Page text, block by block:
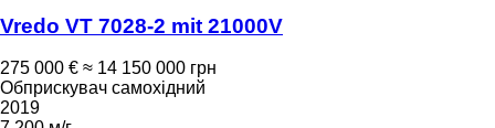
Vredo VT 7028-2 mit 21000V
275 000 € ≈ 14 150 000 грн
Обприскувач самохідний
2019